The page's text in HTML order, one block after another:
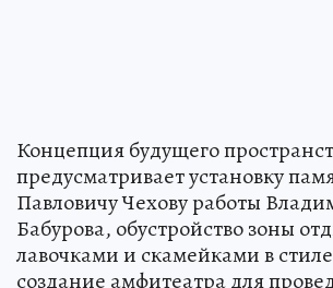
Концепция будущего
предусматривает установку
Павловичу Чехову работы
Бабурова, обустройство зоны
лавочками и скамейками в
создание амфитеатра для